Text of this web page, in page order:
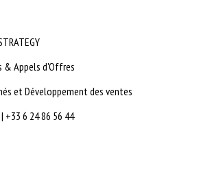
& Appels d'Offres
et Développement des ventes
+33 6 24 86 56 44